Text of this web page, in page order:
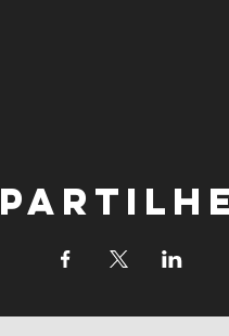
Partilhe